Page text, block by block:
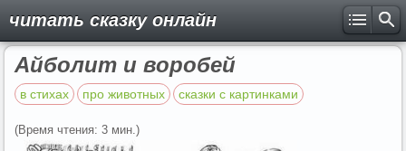
читать сказку онлайн
Айболит и воробей
в стихах про животных сказки с картинками
(Время чтения: 3 мин.)